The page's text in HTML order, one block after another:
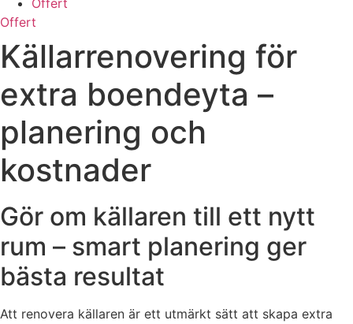
Offert
Offert
Källarrenovering för
extra boendeyta –
planering och
kostnader
Gör om källaren till ett nytt
rum – smart planering ger
bästa resultat
Att renovera källaren är ett utmärkt sätt att skapa extra